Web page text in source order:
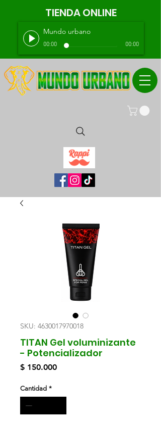
TIENDA ONLINE
Mundo urbano
00:00 00:00
SKU: 4630017970018
TITAN Gel voluminizante
- Potencializador
$ 150.000Precio
Cantidad *